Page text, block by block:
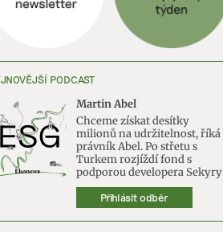
PODCAST
Martin Abel
Chceme získat desítky
milionů na udržitelnost, říká
právník Abel. Po střetu s
Turkem rozjíždí fond s
podporou developera Sekyry
Přihlásit odběr